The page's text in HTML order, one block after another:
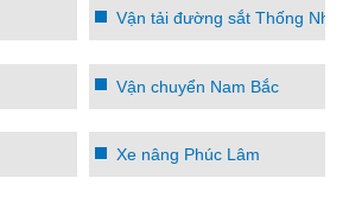
Vận tải đường sắt Thống Nhất
Vận chuyển Nam Bắc
Xe nâng Phúc Lâm